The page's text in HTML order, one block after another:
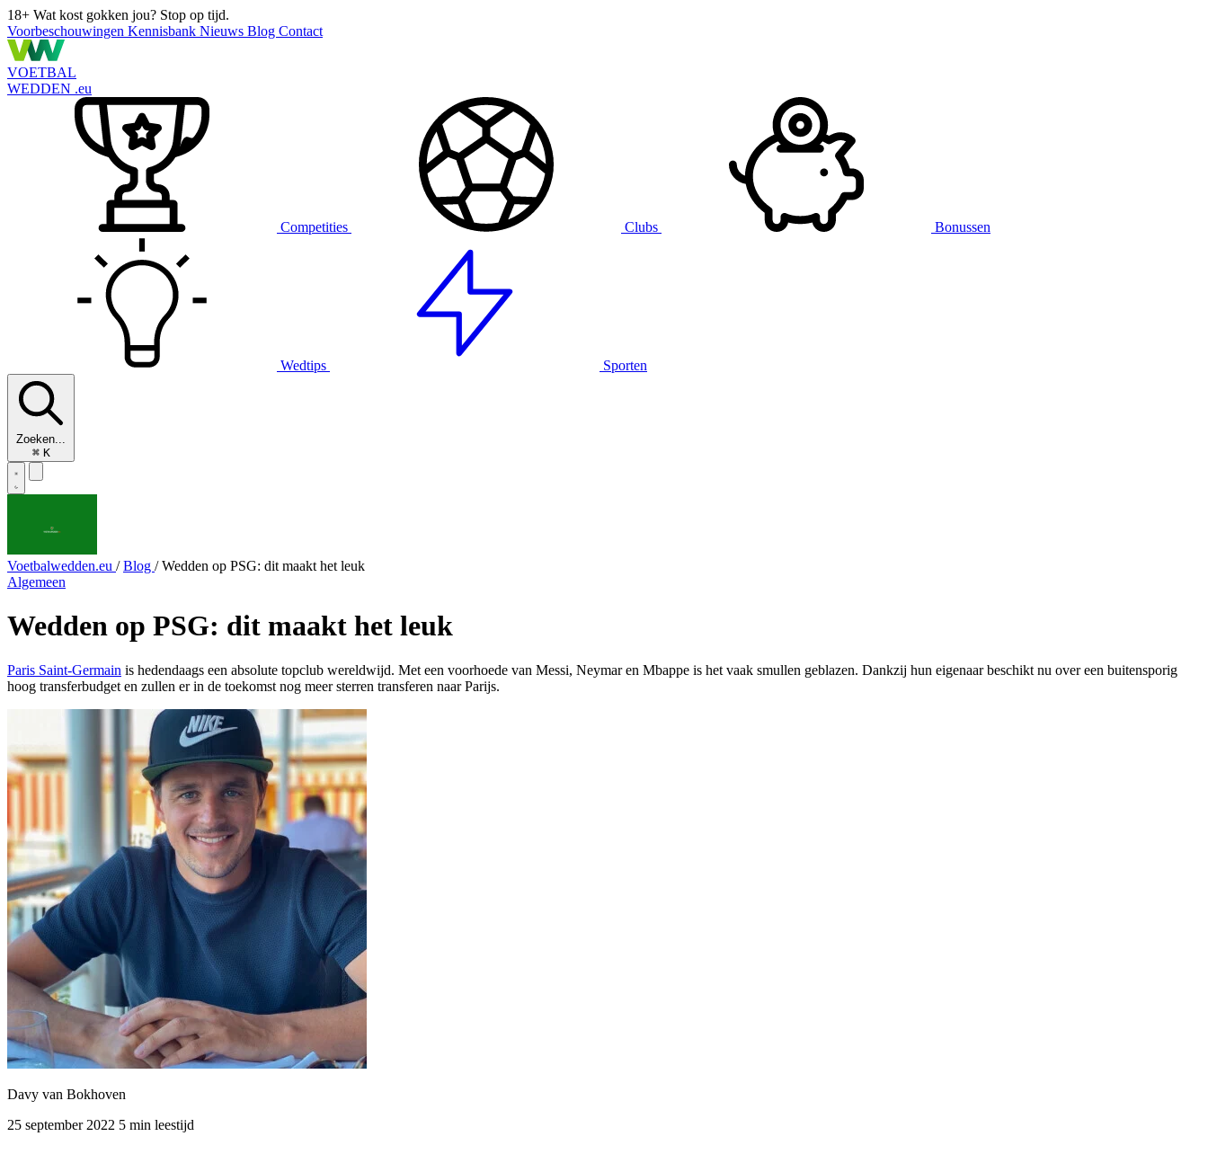
18+ Wat kost gokken jou? Stop op tijd.
Voorbeschouwingen Kennisbank Nieuws Blog Contact
VOETBAL
WEDDEN .eu
Competities Clubs Bonussen
Wedtips Sporten
Zoeken...
⌘ K
Voetbalwedden.eu / Blog / Wedden op PSG: dit maakt het leuk
Algemeen
Wedden op PSG: dit maakt het leuk
Paris Saint-Germain is hedendaags een absolute topclub wereldwijd. Met een voorhoede van Messi, Neymar en Mbappe is het vaak smullen geblazen. Dankzij hun eigenaar beschikt nu over een buitensporig
hoog transferbudget en zullen er in de toekomst nog meer sterren transferen naar Parijs.
Davy van Bokhoven
25 september 2022 5 min leestijd